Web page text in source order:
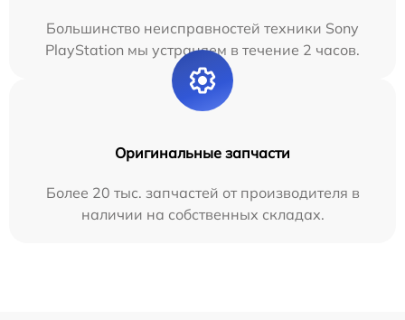
Большинство неисправностей техники Sony
PlayStation мы устраняем в течение 2 часов.
Оригинальные запчасти
Более 20 тыс. запчастей от производителя в
наличии на собственных складах.